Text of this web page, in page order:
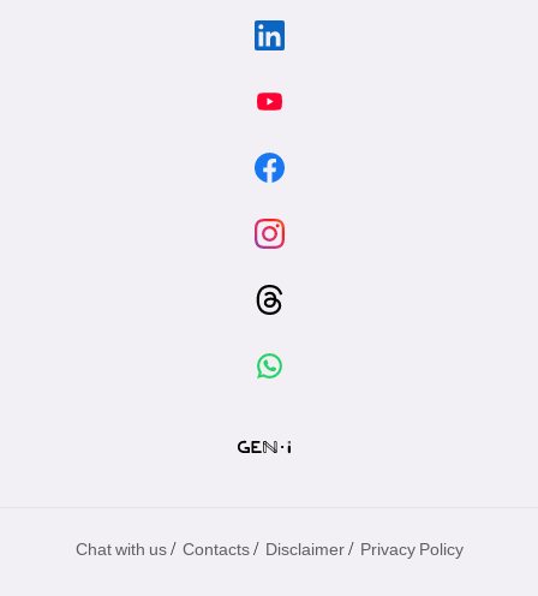
Chat with us / Contacts / Disclaimer / Privacy Policy